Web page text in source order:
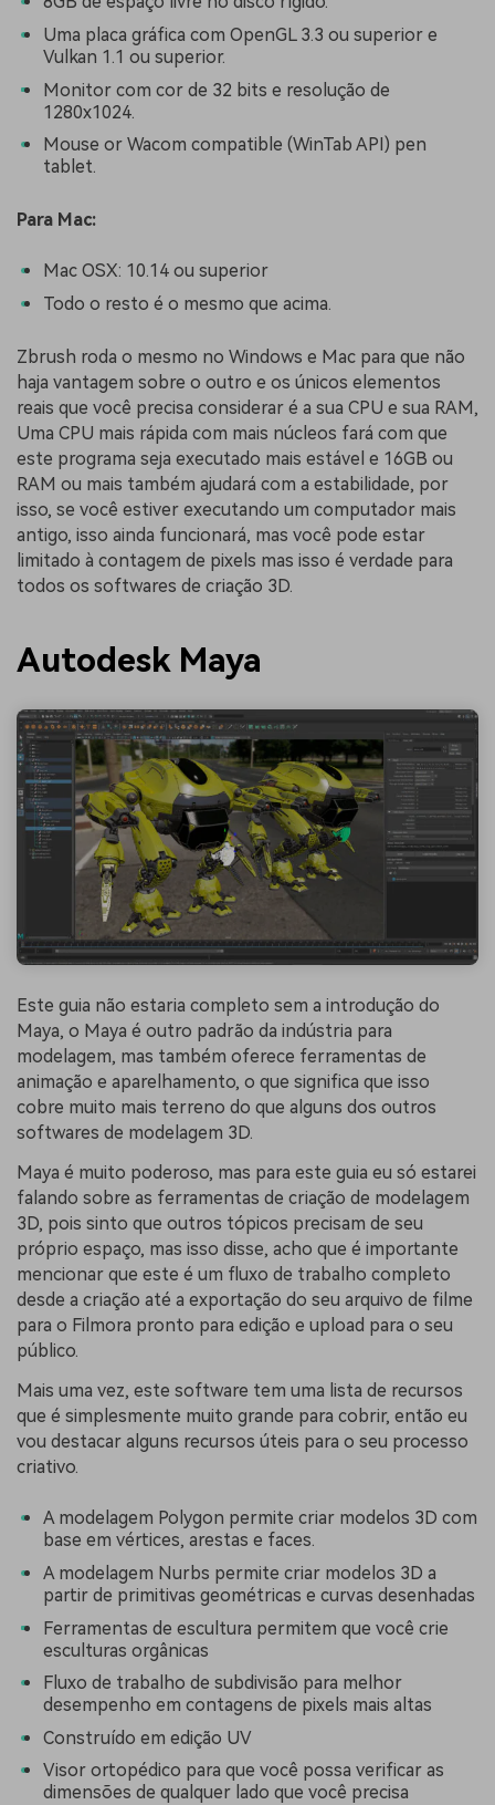
Uma placa gráfica com OpenGL 3.3 ou superior e
Vulkan 1.1 ou superior.
Monitor com cor de 32 bits e resolução de
1280x1024.
Mouse or Wacom compatible (WinTab API) pen
tablet.
Para Mac:
Mac OSX: 10.14 ou superior
Todo o resto é o mesmo que acima.
Zbrush roda o mesmo no Windows e Mac para que não
haja vantagem sobre o outro e os únicos elementos
reais que você precisa considerar é a sua CPU e sua RAM,
Uma CPU mais rápida com mais núcleos fará com que
este programa seja executado mais estável e 16GB ou
RAM ou mais também ajudará com a estabilidade, por
isso, se você estiver executando um computador mais
antigo, isso ainda funcionará, mas você pode estar
limitado à contagem de pixels mas isso é verdade para
todos os softwares de criação 3D.
Autodesk Maya
Este guia não estaria completo sem a introdução do
Maya, o Maya é outro padrão da indústria para
modelagem, mas também oferece ferramentas de
animação e aparelhamento, o que significa que isso
cobre muito mais terreno do que alguns dos outros
softwares de modelagem 3D.
Maya é muito poderoso, mas para este guia eu só estarei
falando sobre as ferramentas de criação de modelagem
3D, pois sinto que outros tópicos precisam de seu
próprio espaço, mas isso disse, acho que é importante
mencionar que este é um fluxo de trabalho completo
desde a criação até a exportação do seu arquivo de filme
para o Filmora pronto para edição e upload para o seu
público.
Mais uma vez, este software tem uma lista de recursos
que é simplesmente muito grande para cobrir, então eu
vou destacar alguns recursos úteis para o seu processo
criativo.
A modelagem Polygon permite criar modelos 3D com
base em vértices, arestas e faces.
A modelagem Nurbs permite criar modelos 3D a
partir de primitivas geométricas e curvas desenhadas
Ferramentas de escultura permitem que você crie
esculturas orgânicas
Fluxo de trabalho de subdivisão para melhor
desempenho em contagens de pixels mais altas
Construído em edição UV
Visor ortopédico para que você possa verificar as
dimensões de qualquer lado que você precisa